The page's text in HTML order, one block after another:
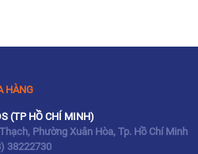
HÀNG
(TP HỒ CHÍ MINH)
Phường Xuân Hòa, Tp. Hồ Chí Minh
38222730